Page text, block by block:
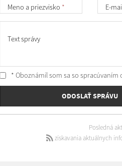
Meno a priezvisko * E-
Text správy
* Oboznámil som sa so spracúvaním
ODOSLAŤ SPRÁVU
Posledná
získavania aktuálnych